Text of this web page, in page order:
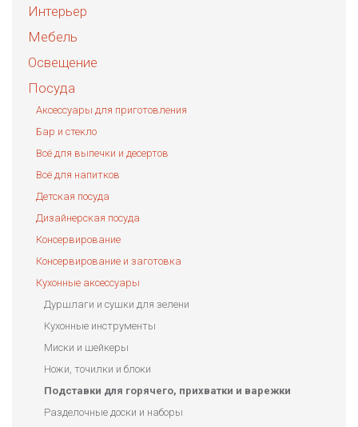
Интерьер
Мебель
Освещение
Посуда
Аксессуары для приготовления
Бар и стекло
Всё для выпечки и десертов
Всё для напитков
Детская посуда
Дизайнерская посуда
Консервирование
Консервирование и заготовка
Кухонные аксессуары
Дуршлаги и сушки для зелени
Кухонные инструменты
Миски и шейкеры
Ножи, точилки и блоки
Подставки для горячего, прихватки и варежки
Разделочные доски и наборы